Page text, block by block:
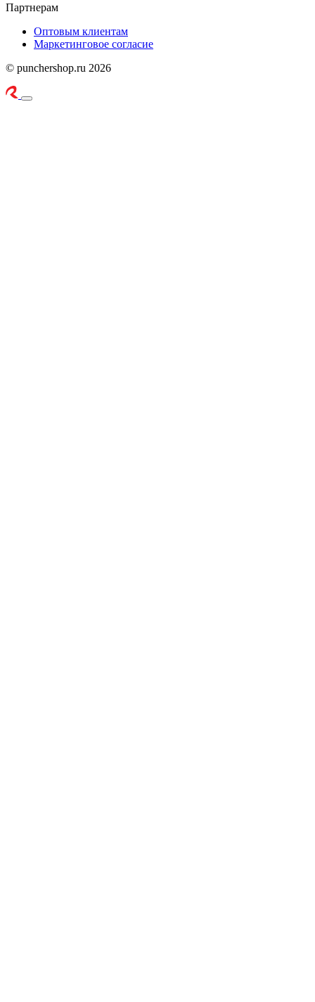
Партнерам
Оптовым клиентам
Маркетинговое согласие
© punchershop.ru 2026